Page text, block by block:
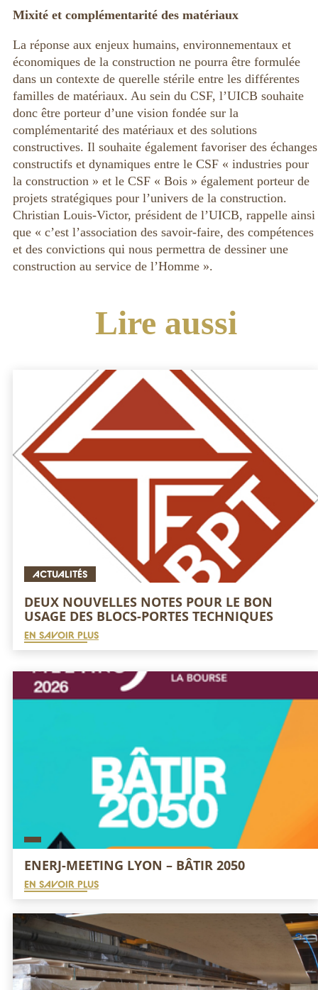
Mixité et complémentarité des matériaux
La réponse aux enjeux humains, environnementaux et
économiques de la construction ne pourra être formulée
dans un contexte de querelle stérile entre les différentes
familles de matériaux. Au sein du CSF, l’UICB souhaite
donc être porteur d’une vision fondée sur la
complémentarité des matériaux et des solutions
constructives. Il souhaite également favoriser des échanges
constructifs et dynamiques entre le CSF « industries pour
la construction » et le CSF « Bois » également porteur de
projets stratégiques pour l’univers de la construction.
Christian Louis-Victor, président de l’UICB, rappelle ainsi
que « c’est l’association des savoir-faire, des compétences
et des convictions qui nous permettra de dessiner une
construction au service de l’Homme ».
Lire aussi
ACTUALITÉS
DEUX NOUVELLES NOTES POUR LE BON
USAGE DES BLOCS-PORTES TECHNIQUES
EN SAVOIR PLUS
ENERJ-MEETING LYON – BÂTIR 2050
EN SAVOIR PLUS